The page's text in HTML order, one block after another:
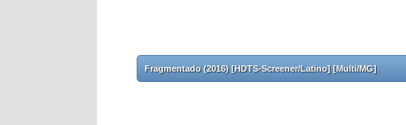
Fragmentado (2016) [HDTS-Screener/Latino] [Multi/MG]